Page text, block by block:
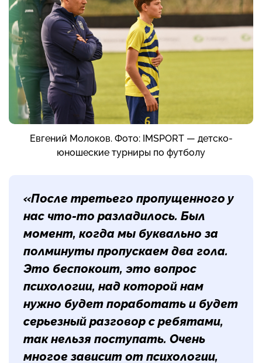
Евгений Молоков. Фото: IMSPORT — детско-
юношеские турниры по футболу
«После третьего пропущенного у
нас что-то разладилось. Был
момент, когда мы буквально за
полминуты пропускаем два гола.
Это беспокоит, это вопрос
психологии, над которой нам
нужно будет поработать и будет
серьезный разговор с ребятами,
так нельзя поступать. Очень
многое зависит от психологии,